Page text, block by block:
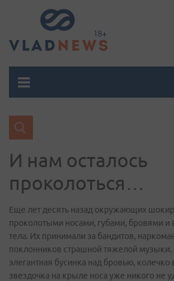
И нам осталось
проколоться…
Еще лет десять назад окружающих
проколотыми носами, губами, бровями и
тела. Их принимали за бандитов,
поклонников страшной тяжелой музыки.
элегантная бусинка над бровью, колечко
звездочка на крыле носа уже никого не